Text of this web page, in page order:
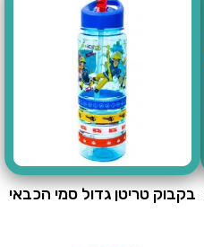
בקבוק טריטן גדול סמי הכבאי